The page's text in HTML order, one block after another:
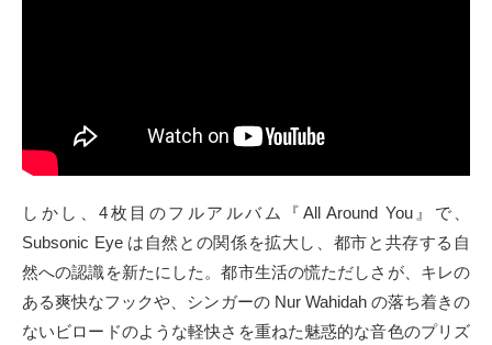
しかし、4枚目のフルアルバム『All Around You』で、
Subsonic Eye は自然との関係を拡大し、都市と共存する自
然への認識を新たにした。都市生活の慌ただしさが、キレの
ある爽快なフックや、シンガーの Nur Wahidah の落ち着きの
ないビロードのような軽快さを重ねた魅惑的な音色のプリズ